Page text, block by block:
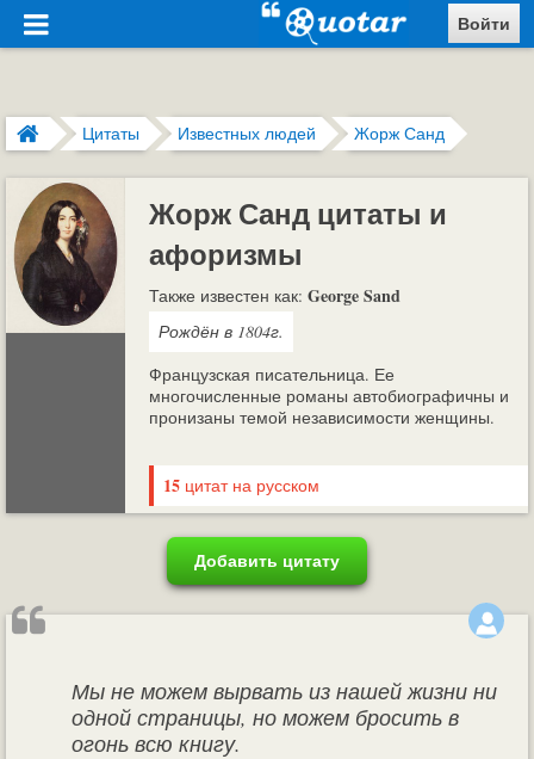
Войти
Цитаты Известных людей Жорж Санд
Жорж Санд цитаты и
афоризмы
Также известен как: George Sand
Рождён в 1804г.
Французская писательница. Ее
многочисленные романы автобиографичны и
пронизаны темой независимости женщины.
15 цитат на русском
Добавить цитату
Мы не можем вырвать из нашей жизни ни
одной страницы, но можем бросить в
огонь всю книгу.